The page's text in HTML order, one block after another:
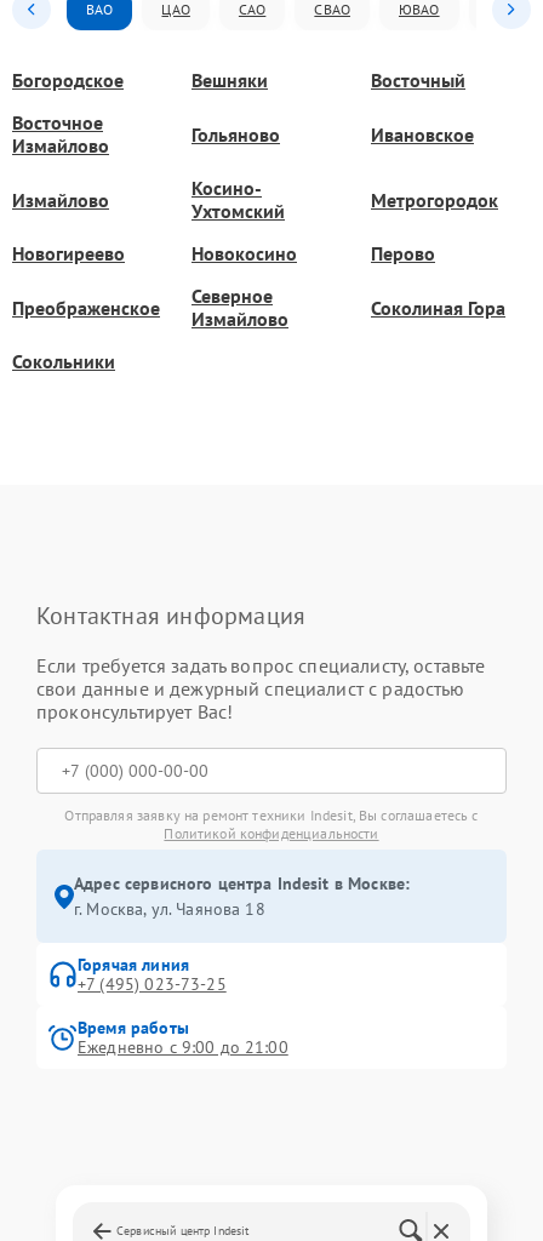
ВАО ЦАО САО СВАО ЮВАО ЮАО
Богородское Вешняки
Восточный
Восточное
Измайлово
Гольяново Ивановское
Измайлово
Косино-
Ухтомский
Метрогородок
Новогиреево Новокосино Перово
Преображенское
Северное
Измайлово
Соколиная Гора
Сокольники
Контактная информация
Если требуется задать вопрос специалисту, оставьте
свои данные и дежурный специалист с радостью
проконсультирует Вас!
Отправляя заявку на ремонт техники Indesit, Вы соглашаетесь с
Политикой конфиденциальности
Адрес сервисного центра Indesit в Москве:
г. Москва, ул. Чаянова 18
Горячая линия
+7 (495) 023-73-25
Время работы
Ежедневно с 9:00 до 21:00
Сервисный центр Indesit